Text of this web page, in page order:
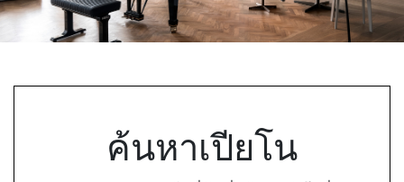
ค้นหาเปียโน